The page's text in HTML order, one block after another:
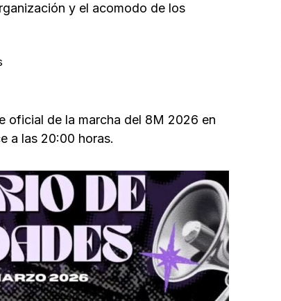
y el acomodo de los
oficial de la marcha del 8M 2026 en
a las 20:00 horas.